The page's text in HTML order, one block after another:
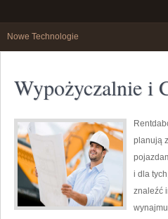
Nowe Technologie
Wypożyczalnie i
planują
i dla
znaleźć